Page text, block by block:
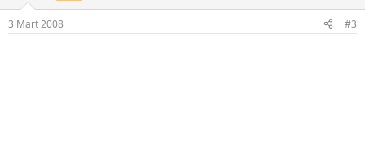
3 Mart 2008 #3